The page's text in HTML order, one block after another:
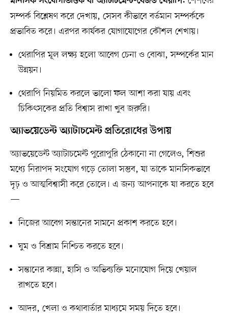
সম্পর্ক বিশ্লেষণ করে দেখায়, সেসব কীভাবে বর্তমান সম্পর্ককে
প্রভাবিত করে। এরপর কার্যকর যোগাযোগের কৌশল শেখায়।
থেরাপির মূল লক্ষ্য হলো আবেগ চেনা ও বোঝা, সম্পর্কের মান
উন্নয়ন।
থেরাপি নিয়মিত করলে ভালো ফল আশা করা যায় এবং
চিকিৎসকের প্রতি বিশ্বাস রাখা খুব জরুরি।
অ্যাভয়েডেন্ট অ্যাটাচমেন্ট প্রতিরোধের উপায়
অ্যাভয়েডেন্ট অ্যাটাচমেন্ট পুরোপুরি ঠেকানো না গেলেও, শিশুর
মধ্যে নিরাপদ সংযোগ গড়ে তোলা সম্ভব, যা তাকে মানসিকভাবে
দৃঢ় ও আত্মবিশ্বাসী করে তোলে। এ জন্য আপনাকে যা করতে হবে
—
নিজের আবেগ সন্তানের সামনে প্রকাশ করতে হবে।
ঘুম ও বিশ্রাম নিশ্চিত করতে হবে।
সন্তানের কান্না, হাসি ও অভিব্যক্তি মনোযোগ দিয়ে খেয়াল
রাখতে হবে।
আদর, খেলা ও কথাবার্তার মাধ্যমে সময় দিতে হবে।